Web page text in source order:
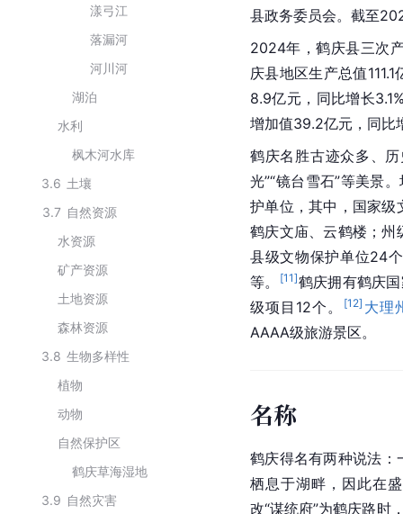
漾弓江
落漏河
河川河
湖泊
水利
枫木河水库
3.6 土壤
3.7 自然资源
水资源
矿产资源
土地资源
森林资源
3.8 生物多样性
植物
动物
自然保护区
鹤庆草海湿地
3.9 自然灾害
县政务委员会。截至
2024年，鹤庆县三次
庆县地区生产总值
8.9亿元，同比增长
增加值39.2亿元，同比
鹤庆名胜古迹众多、
光”“镜台雪石”等美景
护单位，其中，国家级
鹤庆文庙、云鹤楼；州
县级文物保护单位24
等。
[11]鹤庆拥有鹤庆
级项目12个。
[12] 大理
AAAA级旅游景区。
名称
鹤庆得名有两种说法：
栖息于湖畔，因此在
改“谋统府”为鹤庆路时